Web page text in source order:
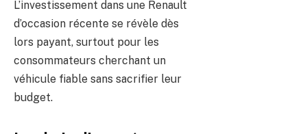
L’investissement dans une Renault
d’occasion récente se révèle dès
lors payant, surtout pour les
consommateurs cherchant un
véhicule fiable sans sacrifier leur
budget.